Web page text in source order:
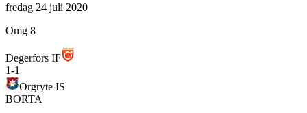
fredag 24 juli 2020
Omg 8
Degerfors IF
1-1
Orgryte IS
BORTA